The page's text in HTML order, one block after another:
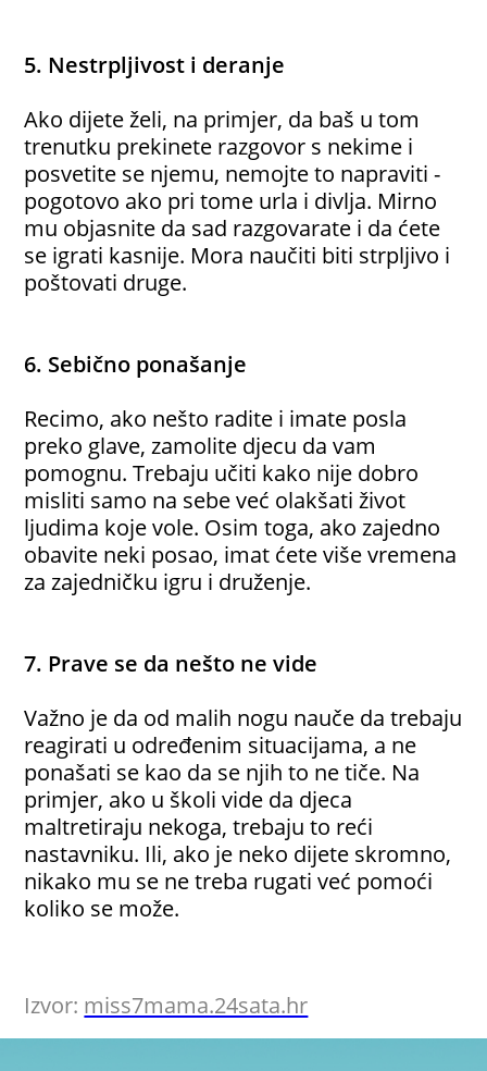
5. Nestrpljivost i deranje
Ako dijete želi, na primjer, da baš u tom
trenutku prekinete razgovor s nekime i
posvetite se njemu, nemojte to napraviti -
pogotovo ako pri tome urla i divlja. Mirno
mu objasnite da sad razgovarate i da ćete
se igrati kasnije. Mora naučiti biti strpljivo i
poštovati druge.
6. Sebično ponašanje
Recimo, ako nešto radite i imate posla
preko glave, zamolite djecu da vam
pomognu. Trebaju učiti kako nije dobro
misliti samo na sebe već olakšati život
ljudima koje vole. Osim toga, ako zajedno
obavite neki posao, imat ćete više vremena
za zajedničku igru i druženje.
7. Prave se da nešto ne vide
Važno je da od malih nogu nauče da trebaju
reagirati u određenim situacijama, a ne
ponašati se kao da se njih to ne tiče. Na
primjer, ako u školi vide da djeca
maltretiraju nekoga, trebaju to reći
nastavniku. Ili, ako je neko dijete skromno,
nikako mu se ne treba rugati već pomoći
koliko se može.
Izvor: miss7mama.24sata.hr